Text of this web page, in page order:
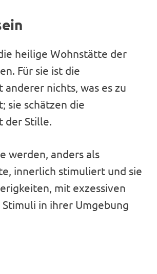
heilige Wohnstätte der
Für sie ist die
anderer nichts, was es zu
sie schätzen die
der Stille.
werden, anders als
innerlich stimuliert und sie
mit exzessiven
in ihrer Umgebung